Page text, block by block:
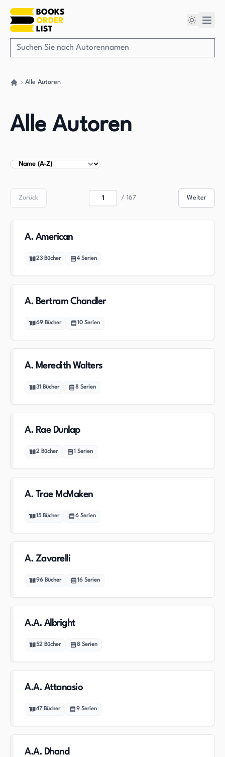
Alle Autoren
Alle Autoren
Autoren sortieren
Zurück / 167 Weiter
A. American
23 Bücher 4 Serien
A. Bertram Chandler
69 Bücher 10 Serien
A. Meredith Walters
31 Bücher 8 Serien
A. Rae Dunlap
2 Bücher 1 Serien
A. Trae McMaken
15 Bücher 6 Serien
A. Zavarelli
96 Bücher 16 Serien
A.A. Albright
52 Bücher 8 Serien
A.A. Attanasio
47 Bücher 9 Serien
A.A. Dhand